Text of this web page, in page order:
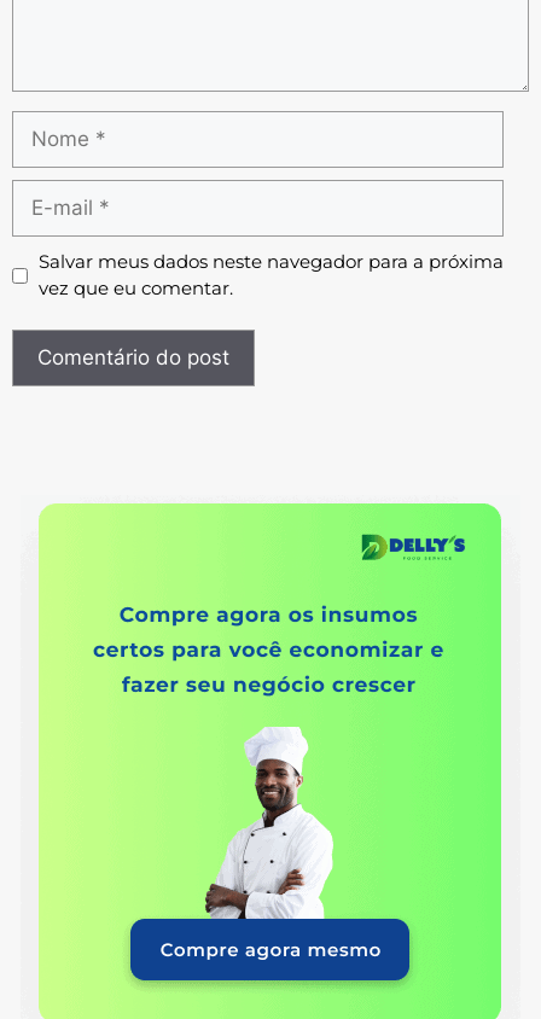
Salvar meus dados neste navegador para a próxima
vez que eu comentar.